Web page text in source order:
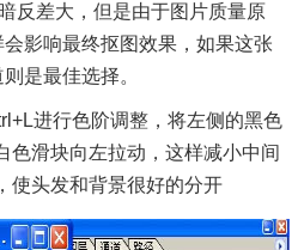
反差大，但是由于图片质量原
会影响最终抠图效果，如果这张
是最佳选择。
进行色阶调整，将左侧的黑色
色滑块向左拉动，这样减小中间
使头发和背景很好的分开